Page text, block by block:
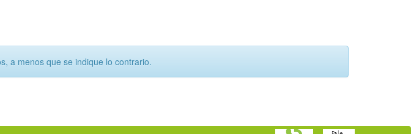
a menos que se indique lo contrario.